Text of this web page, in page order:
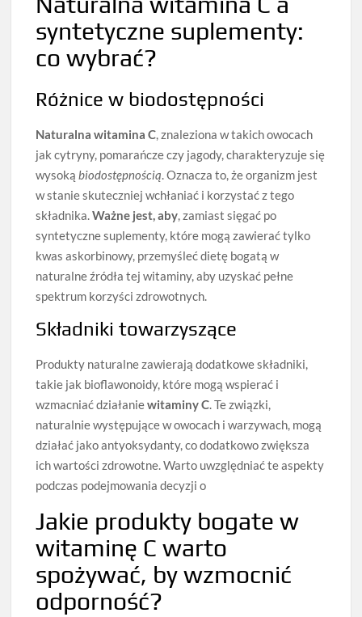
syntetyczne suplementy:
co wybrać?
Różnice w biodostępności
Naturalna witamina C, znaleziona w takich owocach
jak cytryny, pomarańcze czy jagody, charakteryzuje się
wysokąbiodostępnością. Oznacza to, że organizm jest
w stanie skuteczniej wchłaniać i korzystać z tego
składnika.Ważne jest, aby, zamiast sięgać po
syntetyczne suplementy, które mogą zawierać tylko
kwas askorbinowy, przemyśleć dietę bogatą w
naturalne źródła tej witaminy, aby uzyskać pełne
spektrum korzyści zdrowotnych.
Składniki towarzyszące
Produkty naturalne zawierają dodatkowe składniki,
takie jak bioflawonoidy, które mogą wspierać i
wzmacniać działaniewitaminy C. Te związki,
naturalnie występujące w owocach i warzywach, mogą
działać jako antyoksydanty, co dodatkowo zwiększa
ich wartości zdrowotne. Warto uwzględniać te aspekty
podczas podejmowania decyzji o
Jakie produkty bogate w
witaminę C warto
spożywać, by wzmocnić
odporność?